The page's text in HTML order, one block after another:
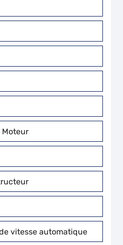
Moteur
vitesse automatique